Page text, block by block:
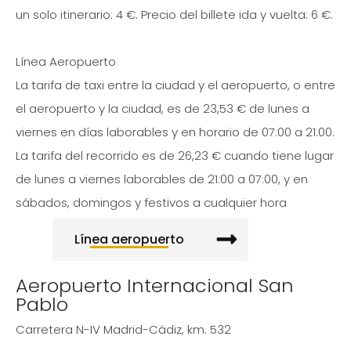
un solo itinerario: 4 €. Precio del billete ida y vuelta: 6 €.
Línea Aeropuerto
La tarifa de taxi entre la ciudad y el aeropuerto, o entre
el aeropuerto y la ciudad, es de 23,53 € de lunes a
viernes en días laborables y en horario de 07:00 a 21:00.
La tarifa del recorrido es de 26,23 € cuando tiene lugar
de lunes a viernes laborables de 21:00 a 07:00, y en
sábados, domingos y festivos a cualquier hora
Línea aeropuerto
Aeropuerto Internacional San
Pablo
Carretera N-IV Madrid-Cádiz, km. 532